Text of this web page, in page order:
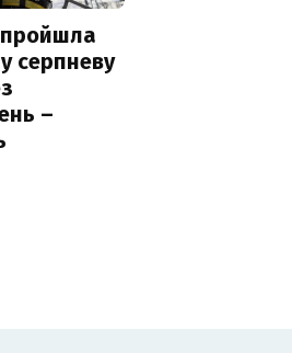
пройшла
серпневу
–